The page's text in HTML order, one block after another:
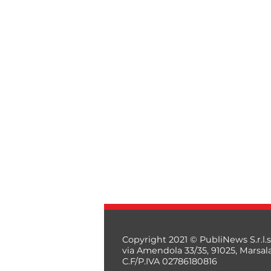
Copyright 2021 © PubliNews
via Amendola 33/35, 91025,
C.F/P.IVA 02786180816